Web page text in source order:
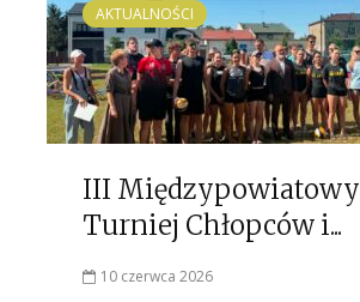
AKTUALNOŚCI
III Międzypowiatowy
Turniej Chłopców i...
10 czerwca 2026